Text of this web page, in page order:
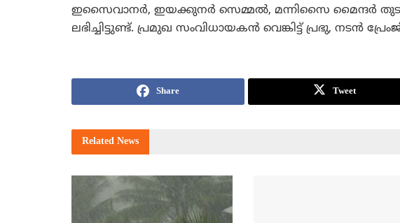
ഇസൈവാനര്‍, ഇയക്കുനര്‍ സെമ്മല്‍, മന്നിസൈ മൈന്ദര്‍
ലഭിച്ചിട്ടുണ്ട്. പ്രമുഖ സംവിധായകന്‍ വെങ്കിട്ട് പ്രഭു, നടന്‍
Share Tweet
Related News